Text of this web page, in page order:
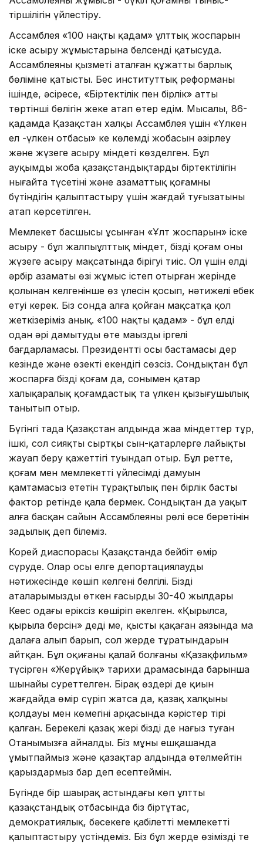
тіршілігін үйлестіру.
Ассамблея «100 нақты қадам» ұлттық жоспарын
іске асыру жұмыстарына белсенді қатысуда.
Ассамблеяның қызметі аталған құжаттың барлық
бөліміне қатысты. Бес институттық реформаның
ішінде, әсіресе, «Біртектілік пен бірлік» атты
төртінші бөлігін жеке атап өтер едім. Мысалы, 86-
қадамда Қазақстан халқы Ассамблея үшін «Үлкен
ел -үлкен отбасы» кең көлемді жобасын әзірлеу
және жүзеге асыру міндеті көзделген. Бұл
ауқымды жоба қазақстандықтардың біртектілігін
нығайта түсетіні және азаматтық қоғамның
бүтіндігін қалыптастыру үшін жағдай туғызатыны
атап көрсетілген.
Мемлекет басшысы ұсынған «Ұлт жоспарын» іске
асыру - бұл жалпыұлттық міндет, біздің қоғам оны
жүзеге асыру мақсатында бірігуі тиіс. Ол үшін елдің
әрбір азаматы өзі жұмыс істеп отырған жерінде
қолынан келгенінше өз үлесін қосып, нәтижелі еңбек
етуі керек. Біз сонда алға қойған мақсатқа қол
жеткізеріміз анық. «100 нақты қадам» - бұл елді
одан әрі дамытудың өте маңызды іргелі
бағдарламасы. Президенттің осы бастамасы дер
кезінде және өзекті екендігі сөзсіз. Сондықтан бұл
жоспарға біздің қоғам да, сонымен қатар
халықаралық қоғамдастық та үлкен қызығушылық
танытып отыр.
Бүгінгі таңда Қазақстан алдында жаңа міндеттер тұр,
ішкі, сол сияқты сыртқы сын-қатарлерге лайықты
жауап беру қажеттігі туындап отыр. Бұл ретте,
қоғам мен мемлекеттің үйлесімді дамуын
қамтамасыз ететін тұрақтылық пен бірлік басты
фактор ретінде қала бермек. Сондықтан да уақыт
алға басқан сайын Ассамблеяның рөлі өсе беретінін
заңдылық деп білеміз.
Корей диаспорасы Қазақстанда бейбіт өмір
сүруде. Олар осы елге депортациялаудың
нәтижесінде көшіп келгені белгілі. Біздің
аталарымызды өткен ғасырдың 30-40 жылдары
Кеңес одағы еріксіз көшіріп әкелген. «Қырылса,
қырыла берсін» деді ме, қыстың қақаған аязында маң
далаға алып барып, сол жерде тұратындарын
айтқан. Бұл оқиғаның қалай болғаны «Қазақфильм»
түсірген «Жерұйық» тарихи драмасында барынша
шынайы суреттелген. Бірақ өздері де қиын
жағдайда өмір сүріп жатса да, қазақ халқының
қолдауы мен көмегінің арқасында кәрістер тірі
қалған. Берекелі қазақ жері біздің де нағыз туған
Отанымызға айналды. Біз мұны ешқашанда
ұмытпаймыз және қазақтар алдында өтелмейтін
қарыздармыз бар деп есептеймін.
Бүгінде бір шаңырақ астындағы көп ұлтты
қазақстандық отбасында біз біртұтас,
демократиялық, бәсекеге қабілетті мемлекетті
қалыптастыру үстіндеміз. Біз бұл жерде өзіміздің тең